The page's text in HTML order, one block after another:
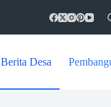
Berita Desa